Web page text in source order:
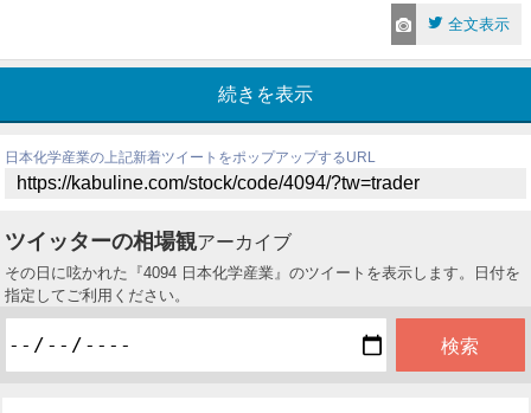
全文表示
続きを表示
日本化学産業の上記新着ツイートをポップアップするURL
ツイッターの相場観アーカイブ
その日に呟かれた『4094 日本化学産業』のツイートを表示します。日付を
指定してご利用ください。